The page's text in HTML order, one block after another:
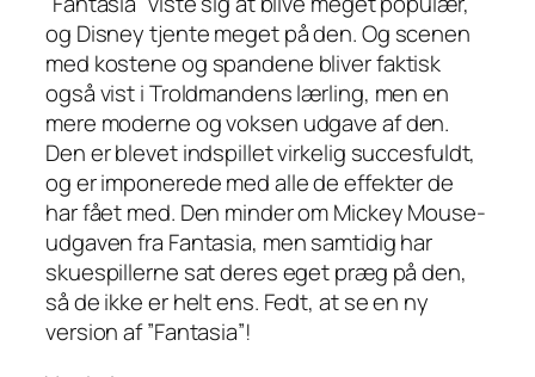
og Disney tjente meget på den. Og scenen
med kostene og spandene bliver faktisk
også vist i Troldmandens lærling, men en
mere moderne og voksen udgave af den.
Den er blevet indspillet virkelig succesfuldt,
og er imponerede med alle de effekter de
har fået med. Den minder om Mickey Mouse-
udgaven fra Fantasia, men samtidig har
skuespillerne sat deres eget præg på den,
så de ikke er helt ens. Fedt, at se en ny
version af ”Fantasia”!